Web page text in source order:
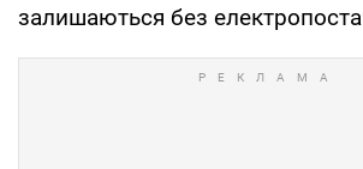
залишаються без